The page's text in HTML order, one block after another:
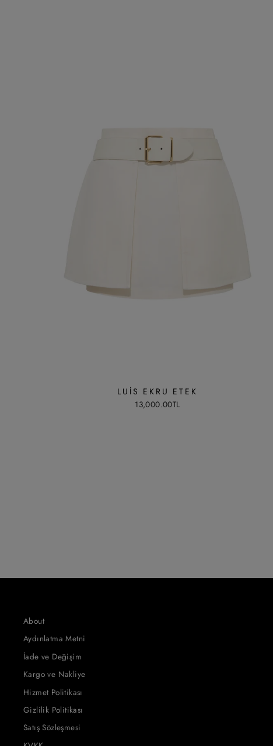
LUIS EKRU ETEK
13,000.00TL
About
Aydınlatma Metni
İade ve Değişim
Kargo ve Nakliye
Hizmet Politikası
Gizlilik Politikası
Satış Sözleşmesi